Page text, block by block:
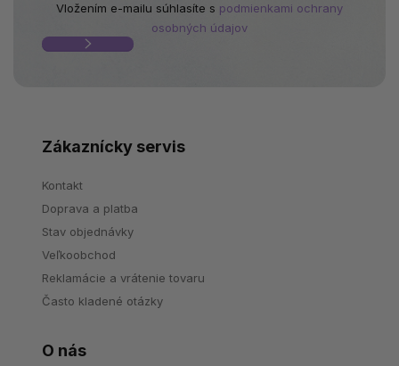
Vložením e-mailu súhlasíte s podmienkami ochrany
osobných údajov
Zákaznícky servis
Kontakt
Doprava a platba
Stav objednávky
Veľkoobchod
Reklamácie a vrátenie tovaru
Často kladené otázky
O nás